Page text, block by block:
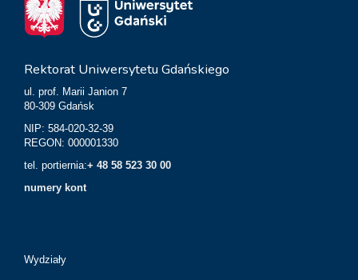
Rektorat Uniwersytetu Gdańskiego
ul. prof. Marii Janion 7
80-309 Gdańsk
NIP: 584-020-32-39
REGON: 000001330
tel. portiernia:+ 48 58 523 30 00
numery kont
Wydziały